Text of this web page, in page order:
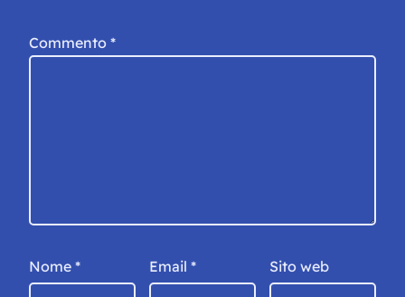
Commento *
Nome * Email * Sito web